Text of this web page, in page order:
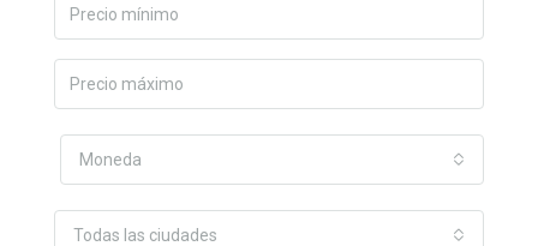
Moneda
Todas las ciudades